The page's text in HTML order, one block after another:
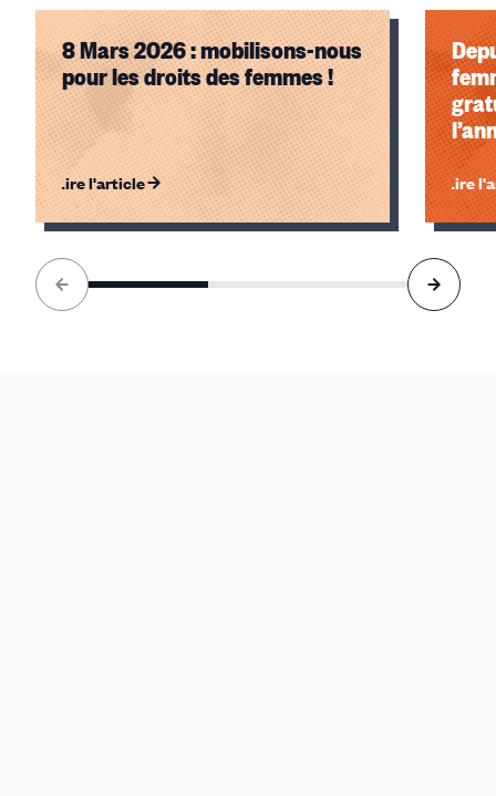
8 Mars 2026 : mobilisons-nous
pour les droits des femmes !
Lire l'article Lire